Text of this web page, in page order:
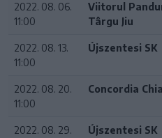
2022. 08. 06.
11:00
Viitorul
Târgu Jiu
2022. 08. 13.
11:00
Újszentesi SK
2022. 08. 20.
11:00
Concordia
2022. 08. 29.
Újszentesi SK